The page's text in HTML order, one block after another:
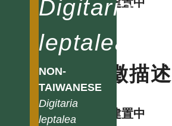
Digitaria
leptalea
NON-
TAIWANESE
Digitaria
leptalea
特徵描述
資料建置中